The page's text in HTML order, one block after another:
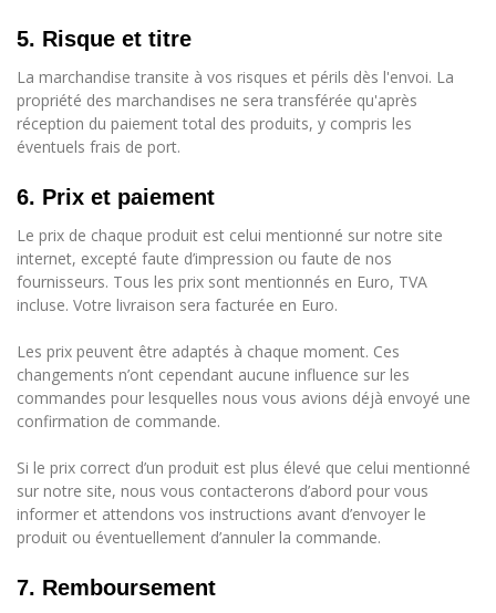
5. Risque et titre
La marchandise transite à vos risques et périls dès l'envoi. La
propriété des marchandises ne sera transférée qu'après
réception du paiement total des produits, y compris les
éventuels frais de port.
6. Prix et paiement
Le prix de chaque produit est celui mentionné sur notre site
internet, excepté faute d’impression ou faute de nos
fournisseurs. Tous les prix sont mentionnés en Euro, TVA
incluse. Votre livraison sera facturée en Euro.
Les prix peuvent être adaptés à chaque moment. Ces
changements n’ont cependant aucune influence sur les
commandes pour lesquelles nous vous avions déjà envoyé une
confirmation de commande.
Si le prix correct d’un produit est plus élevé que celui mentionné
sur notre site, nous vous contacterons d’abord pour vous
informer et attendons vos instructions avant d’envoyer le
produit ou éventuellement d’annuler la commande.
7. Remboursement